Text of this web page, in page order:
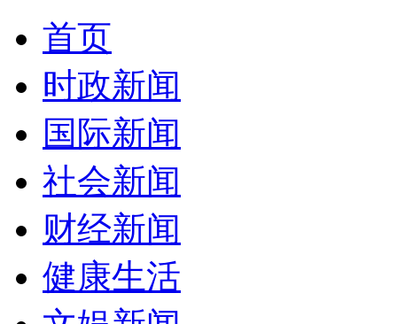
首页
时政新闻
国际新闻
社会新闻
财经新闻
健康生活